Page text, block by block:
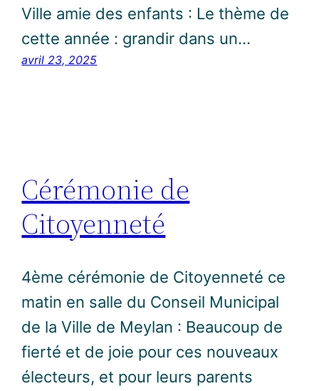
Ville amie des enfants : Le thème de
cette année : grandir dans un…
avril 23, 2025
Cérémonie de
Citoyenneté
4ème cérémonie de Citoyenneté ce
matin en salle du Conseil Municipal
de la Ville de Meylan : Beaucoup de
fierté et de joie pour ces nouveaux
électeurs, et pour leurs parents